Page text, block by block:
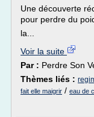
Une découverte
pour perdre du
la...
Voir la suite
Par : Perdre Son
Thèmes liés :
fait elle maigrir / eau de